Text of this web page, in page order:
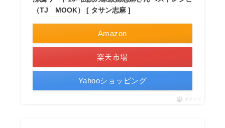
（TJ MOOK） [ タサン志麻 ]
Amazon
楽天市場
Yahooショッピング
ポチップ